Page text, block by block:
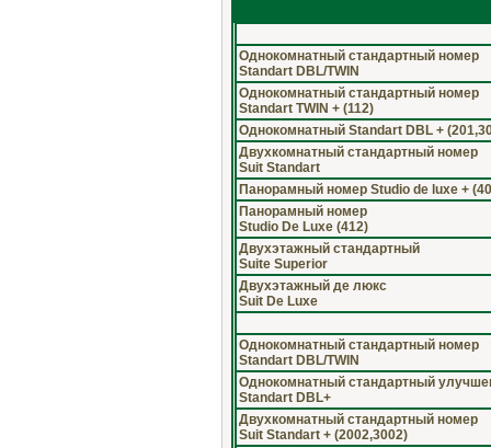
Однокомнатный стандартный номер
Standart DBL/TWIN
Однокомнатный стандартный номер
Standart TWIN + (112)
Однокомнатный Standart DBL +
Двухкомнатный стандартный номер
Suit Standart
Панорамный номер Studio de luxe +
Панорамный номер
Studio De Luxe (412)
Двухэтажный стандартный
Suite Superior
Двухэтажный де люкс
Suit De Luxe
Однокомнатный стандартный номер
Standart DBL/TWIN
Однокомнатный стандартный
Standart DBL+
Двухкомнатный стандартный номер
Suit Standart + (2002,3002)